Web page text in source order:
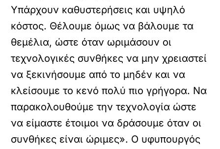
Υπάρχουν καθυστερήσεις και υψηλό
κόστος. Θέλουμε όμως να βάλουμε τα
θεμέλια, ώστε όταν ωριμάσουν οι
τεχνολογικές συνθήκες να μην χρειαστεί
να ξεκινήσουμε από το μηδέν και να
κλείσουμε το κενό πολύ πιο γρήγορα. Να
παρακολουθούμε την τεχνολογία ώστε
να είμαστε έτοιμοι να δράσουμε όταν οι
συνθήκες είναι ώριμες». Ο υφυπουργός